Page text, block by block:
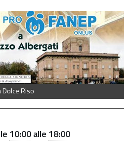
Dolce Riso
events/regina-
10:00alle 18:00